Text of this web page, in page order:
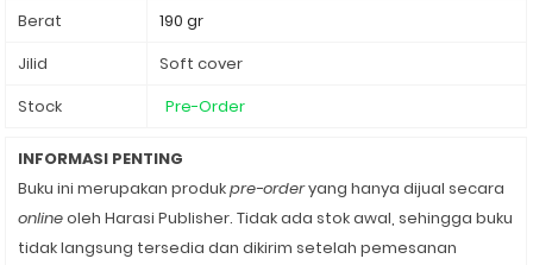
Berat
190 gr
Jilid
Soft cover
Stock
Pre-Order
INFORMASI PENTING
Buku ini merupakan produkpre-orderyang hanya dijual secara
onlineoleh Harasi Publisher. Tidak ada stok awal, sehingga buku
tidak langsung tersedia dan dikirim setelah pemesanan